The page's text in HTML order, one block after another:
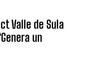
Valle de Sula
un